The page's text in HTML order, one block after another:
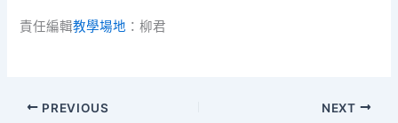
責任編輯教學場地 ：柳君
PREVIOUS NEXT